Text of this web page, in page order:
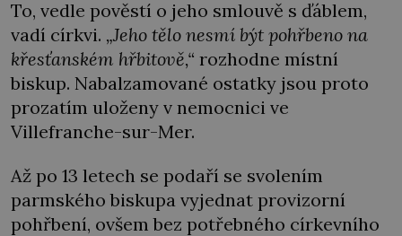
To, vedle pověstí o jeho smlouvě s ďáblem,
vadí církvi. „Jeho tělo nesmí být pohřbeno na
křesťanském hřbitově,“ rozhodne místní
biskup. Nabalzamované ostatky jsou proto
prozatím uloženy v nemocnici ve
Villefranche-sur-Mer.
Až po 13 letech se podaří se svolením
parmského biskupa vyjednat provizorní
pohřbení, ovšem bez potřebného církevního